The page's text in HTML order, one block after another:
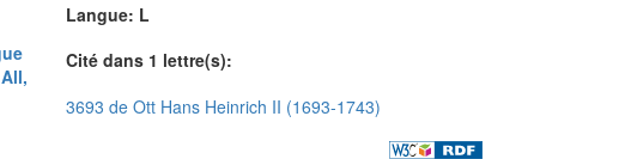
Langue: L
Cité dans 1 lettre(s):
3693 de Ott Hans Heinrich II (1693-1743)